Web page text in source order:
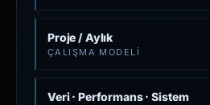
Proje / Aylık
ÇALIŞMA MODELI
Veri · Performans · Sistem